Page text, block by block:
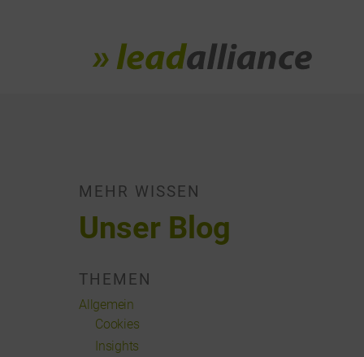
MEHR WISSEN
Unser Blog
THEMEN
Allgemein
Cookies
Insights